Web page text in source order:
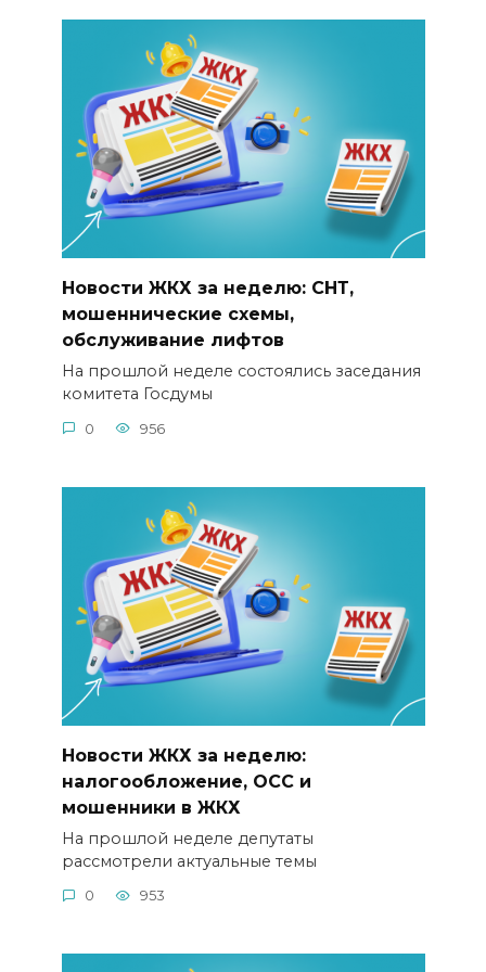
Новости ЖКХ за неделю: СНТ,
мошеннические схемы,
обслуживание лифтов
На прошлой неделе состоялись заседания
комитета Госдумы
0 956
Новости ЖКХ за неделю:
налогообложение, ОСС и
мошенники в ЖКХ
На прошлой неделе депутаты
рассмотрели актуальные темы
0 953